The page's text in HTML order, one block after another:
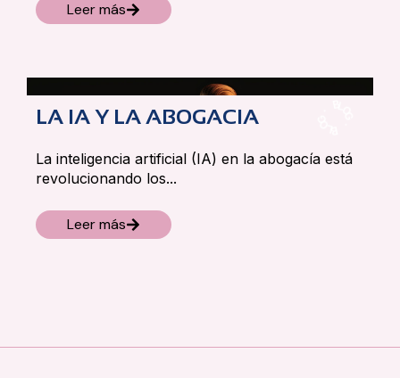
Leer más
LA IA Y LA ABOGACIA
La inteligencia artificial (IA) en la abogacía está
revolucionando los...
Leer más